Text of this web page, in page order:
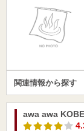
関連情報から探す
awa awa KOBE